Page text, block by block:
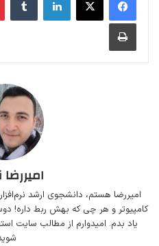
چاپ
امیررضا هستم، دانشجوی ارشد
کامپیوتر و هر چی که بهش ربط داره!
یاد بدم. امیدوارم از مطالب سایت